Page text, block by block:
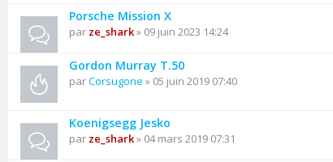
Porsche Mission X
par ze_shark» 09 juin 2023 14:24
Gordon Murray T.50
parCorsugone » 05 juin 2019 07:40
Koenigsegg Jesko
par ze_shark» 04 mars 2019 07:31